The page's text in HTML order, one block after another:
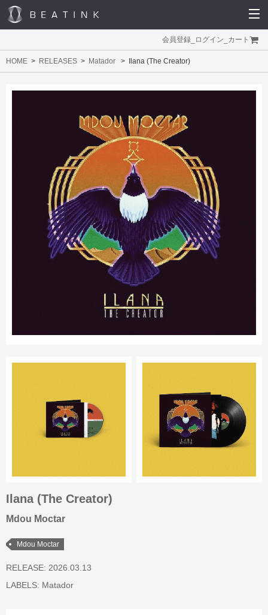
会員登録 ログイン カート
HOME RELEASES Matador Ilana (The Creator)
Ilana (The Creator)
Mdou Moctar
Mdou Moctar
RELEASE: 2026.03.13
LABELS: Matador